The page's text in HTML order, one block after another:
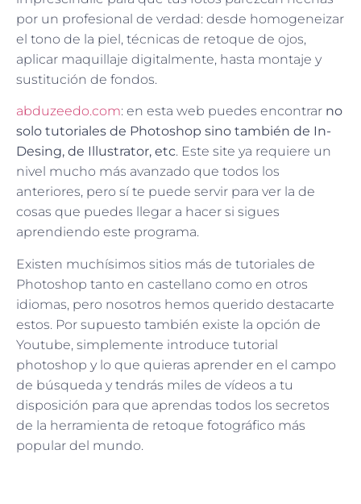
por un profesional de verdad: desde homogeneizar
el tono de la piel, técnicas de retoque de ojos,
aplicar maquillaje digitalmente, hasta montaje y
sustitución de fondos.
abduzeedo.com: en esta web puedes encontrar no
solo tutoriales de Photoshop sino también de In-
Desing, de Illustrator, etc. Este site ya requiere un
nivel mucho más avanzado que todos los
anteriores, pero sí te puede servir para ver la de
cosas que puedes llegar a hacer si sigues
aprendiendo este programa.
Existen muchísimos sitios más de tutoriales de
Photoshop tanto en castellano como en otros
idiomas, pero nosotros hemos querido destacarte
estos. Por supuesto también existe la opción de
Youtube, simplemente introduce tutorial
photoshop y lo que quieras aprender en el campo
de búsqueda y tendrás miles de vídeos a tu
disposición para que aprendas todos los secretos
de la herramienta de retoque fotográfico más
popular del mundo.